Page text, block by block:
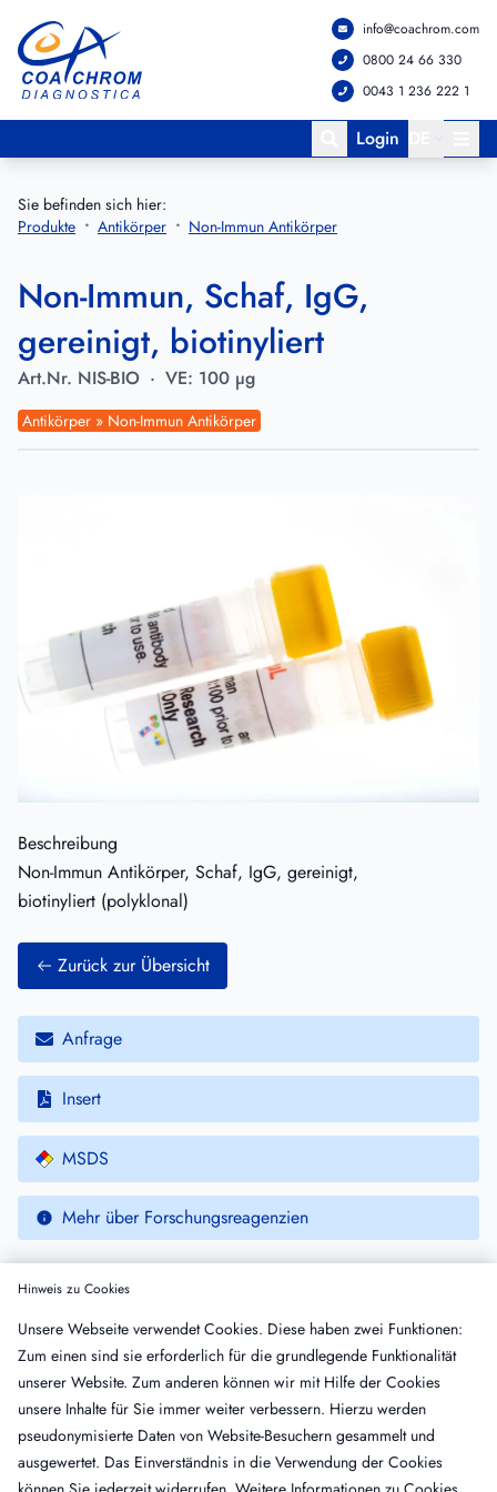
Zum Hauptmenü springen
Zum Hauptinhalt springen
info@coachrom.com
0800 24 66 330
0043 1 236 222 1
Login
Sie befinden sich hier:
Produkte
Antikörper Non-Immun Antikörper
Non-Immun, Schaf, IgG,
gereinigt, biotinyliert
Art.Nr. NIS-BIO · VE: 100 µg
Antikörper » Non-Immun Antikörper
Beschreibung
Non-Immun Antikörper, Schaf, IgG, gereinigt,
biotinyliert (polyklonal)
Zurück zur Übersicht
Anfrage
Insert
MSDS
Mehr über Forschungsreagenzien
Name Insert
MSDS
Non-Immun, Ziege, IgG, gereinigt
NIG-IG VE: 10 mg
Non-Immun, Schaf, IgG, gereinigt
NIS-IG · VE: 20 mg
Hinweis zu Cookies
Unsere Webseite verwendet Cookies. Diese haben zwei Funktionen:
Zum einen sind sie erforderlich für die grundlegende Funktionalität
unserer Website. Zum anderen können wir mit Hilfe der Cookies
unsere Inhalte für Sie immer weiter verbessern. Hierzu werden
pseudonymisierte Daten von Website-Besuchern gesammelt und
ausgewertet. Das Einverständnis in die Verwendung der Cookies